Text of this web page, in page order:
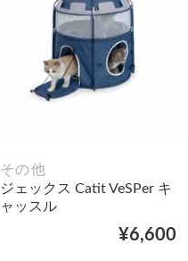
その他
ジェックス Catit VeSPer キ
ャッスル
¥6,600